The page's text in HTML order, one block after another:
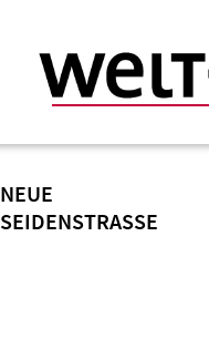
NEUE
SEIDENSTRASSE